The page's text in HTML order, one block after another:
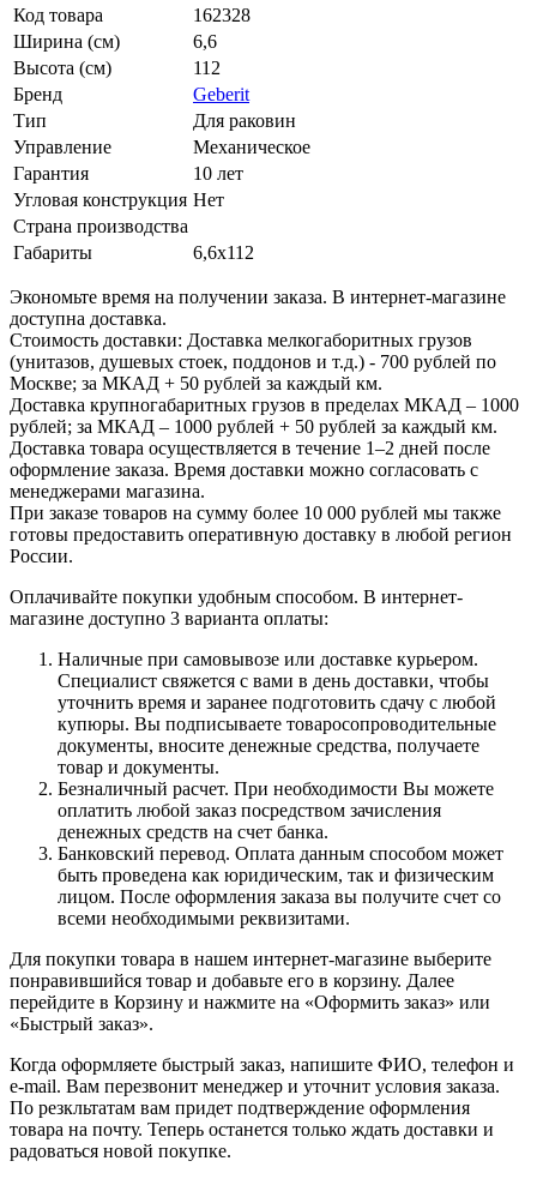
Код товара
162328
Ширина (см)
6,6
Высота (см)
112
Бренд
Geberit
Тип
Для раковин
Управление
Механическое
Гарантия
10 лет
Угловая конструкция Нет
Страна производства
Габариты
6,6x112
Экономьте время на получении заказа. В интернет-магазине
доступна доставка.
Стоимость доставки: Доставка мелкогаборитных грузов
(унитазов, душевых стоек, поддонов и т.д.) - 700 рублей по
Москве; за МКАД + 50 рублей за каждый км.
Доставка крупногабаритных грузов в пределах МКАД – 1000
рублей; за МКАД – 1000 рублей + 50 рублей за каждый км.
Доставка товара осуществляется в течение 1–2 дней после
оформление заказа. Время доставки можно согласовать с
менеджерами магазина.
При заказе товаров на сумму более 10 000 рублей мы также
готовы предоставить оперативную доставку в любой регион
России.
Оплачивайте покупки удобным способом. В интернет-
магазине доступно 3 варианта оплаты:
Наличные при самовывозе или доставке курьером.
Специалист свяжется с вами в день доставки, чтобы
уточнить время и заранее подготовить сдачу с любой
купюры. Вы подписываете товаросопроводительные
документы, вносите денежные средства, получаете
товар и документы.
Безналичный расчет. При необходимости Вы можете
оплатить любой заказ посредством зачисления
денежных средств на счет банка.
Банковский перевод. Оплата данным способом может
быть проведена как юридическим, так и физическим
лицом. После оформления заказа вы получите счет со
всеми необходимыми реквизитами.
Для покупки товара в нашем интернет-магазине выберите
понравившийся товар и добавьте его в корзину. Далее
перейдите в Корзину и нажмите на «Оформить заказ» или
«Быстрый заказ».
Когда оформляете быстрый заказ, напишите ФИО, телефон и
e-mail. Вам перезвонит менеджер и уточнит условия заказа.
По резкльтатам вам придет подтверждение оформления
товара на почту. Теперь останется только ждать доставки и
радоваться новой покупке.